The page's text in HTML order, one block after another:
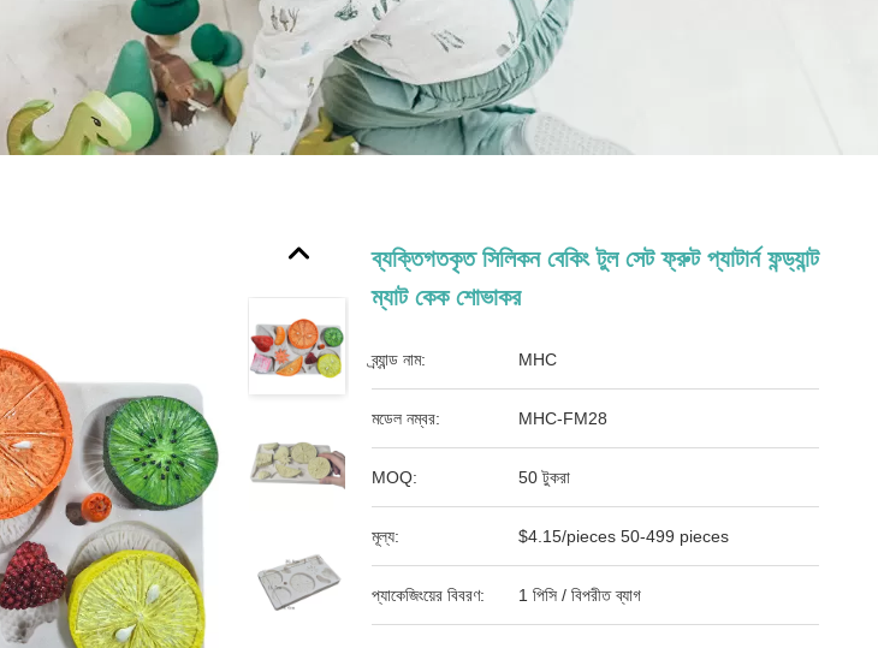
ব্যক্তিগতকৃত সিলিকন বেকিং টুল সেট ফ্রুট প্যাটার্ন ফন্ড্যান্ট
ম্যাট কেক শোভাকর
ব্র্যান্ড নাম: MHC
মডেল নম্বর: MHC-FM28
MOQ: 50 টুকরা
মূল্য: $4.15/pieces 50-499 pieces
প্যাকেজিংয়ের বিবরণ: 1 পিসি / বিপরীত ব্যাগ